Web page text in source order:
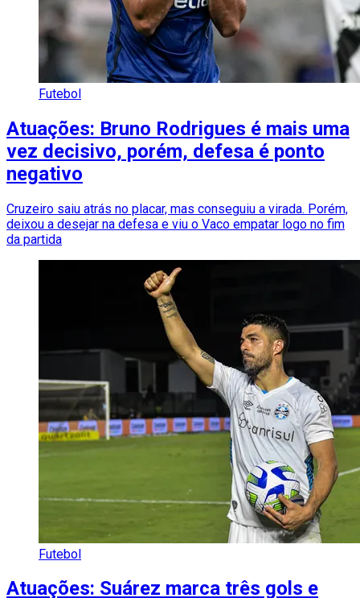
Futebol
Atuações: Bruno Rodrigues é mais uma
vez decisivo, porém, defesa é ponto
negativo
Cruzeiro saiu atrás no placar, mas conseguiu a virada. Porém,
deixou a desejar na defesa e viu o Vaco empatar logo no fim
da partida
Futebol
Atuações: Suárez marca três gols e